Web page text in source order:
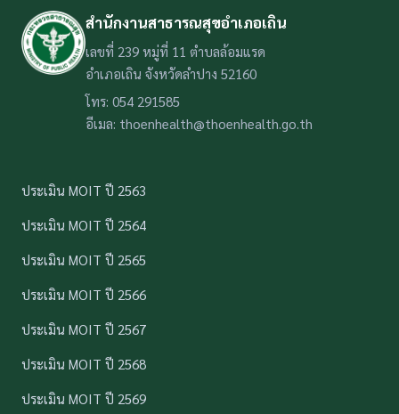
สำนักงานสาธารณสุขอำเภอเถิน
เลขที่ 239 หมู่ที่ 11 ตำบลล้อมแรด
อำเภอเถิน จังหวัดลำปาง 52160
โทร: 054 291585
อีเมล: thoenhealth@thoenhealth.go.th
ประเมิน MOIT ปี 2563
ประเมิน MOIT ปี 2564
ประเมิน MOIT ปี 2565
ประเมิน MOIT ปี 2566
ประเมิน MOIT ปี 2567
ประเมิน MOIT ปี 2568
ประเมิน MOIT ปี 2569